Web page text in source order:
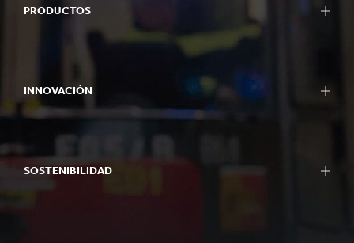
PRODUCTOS
INNOVACIÓN
SOSTENIBILIDAD